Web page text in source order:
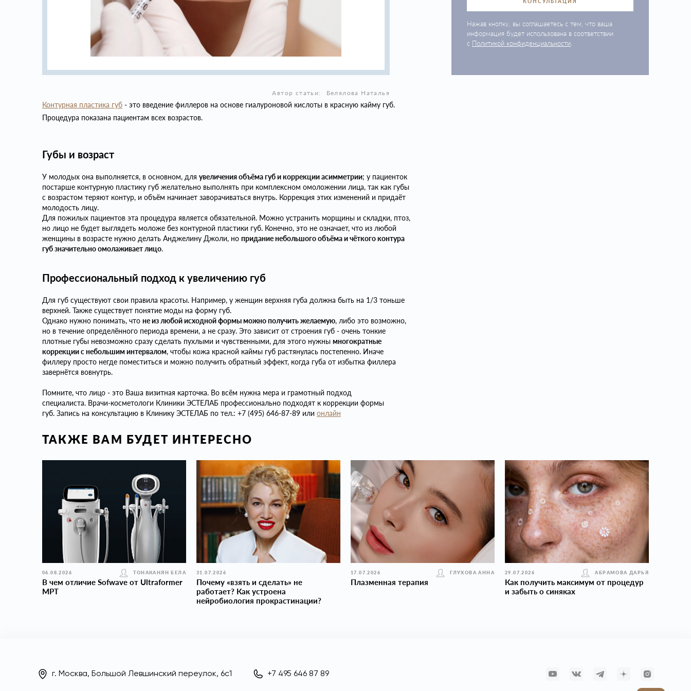
Автор статьи: Белялова Наталья
Нажав кнопку, вы соглашаетесь с тем, что ваша
информация будет использована в соответствии
с Политикой конфиденциальности
Контурная пластика губ - это введение филлеров на основе гиалуроновой кислоты в красную кайму губ.
Процедура показана пациентам всех возрастов.
Губы и возраст
У молодых она выполняется, в основном, для увеличения объёма губ и коррекции асимметрии; у пациенток
постарше контурную пластику губ желательно выполнять при комплексном омоложении лица, так как губы
с возрастом теряют контур, и объём начинает заворачиваться внутрь. Коррекция этих изменений и придаёт
молодость лицу.
Для пожилых пациентов эта процедура является обязательной. Можно устранить морщины и складки, птоз,
но лицо не будет выглядеть моложе без контурной пластики губ. Конечно, это не означает, что из любой
женщины в возрасте нужно делать Анджелину Джоли, но придание небольшого объёма и чёткого контура
губ значительно омолаживает лицо.
Профессиональный подход к увеличению губ
Для губ существуют свои правила красоты. Например, у женщин верхняя губа должна быть на 1/3 тоньше
верхней. Также существует понятие моды на форму губ.
Однако нужно понимать, что не из любой исходной формы можно получить желаемую, либо это возможно,
но в течение определённого периода времени, а не сразу. Это зависит от строения губ - очень тонкие
плотные губы невозможно сразу сделать пухлыми и чувственными, для этого нужны многократные
коррекции с небольшим интервалом, чтобы кожа красной каймы губ растянулась постепенно. Иначе
филлеру просто негде поместиться и можно получить обратный эффект, когда губа от избытка филлера
завернётся вовнутрь.
Помните, что лицо - это Ваша визитная карточка. Во всём нужна мера и грамотный подход
специалиста. Врачи-косметологи Клиники ЭСТЕЛАБ профессионально подходят к коррекции формы
губ. Запись на консультацию в Клинику ЭСТЕЛАБ по тел.: +7 (495) 646-87-89 или онлайн
ТАКЖЕ ВАМ БУДЕТ ИНТЕРЕСНО
06.08.2026 ТОНАКАНЯН БЕЛА
В чем отличие Sofwave от Ultraformer
MPT
31.07.2026
Почему «взять и сделать» не
работает? Как устроена
нейробиология прокраcтинации?
17.07.2026 ГЛУХОВА АННА
Плазменная терапия
29.07.2026 АБРАМОВА ДАРЬЯ
Как получить максимум от процедур
и забыть о синяках
г. Москва, Большой Левшинский переулок, 6с1 +7 495 646 87 89